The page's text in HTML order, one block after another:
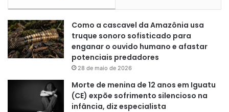
Como a cascavel da Amazônia usa
truque sonoro sofisticado para
enganar o ouvido humano e afastar
potenciais predadores
28 de maio de 2026
Morte de menina de 12 anos em Iguatu
(CE) expõe sofrimento silencioso na
infância, diz especialista